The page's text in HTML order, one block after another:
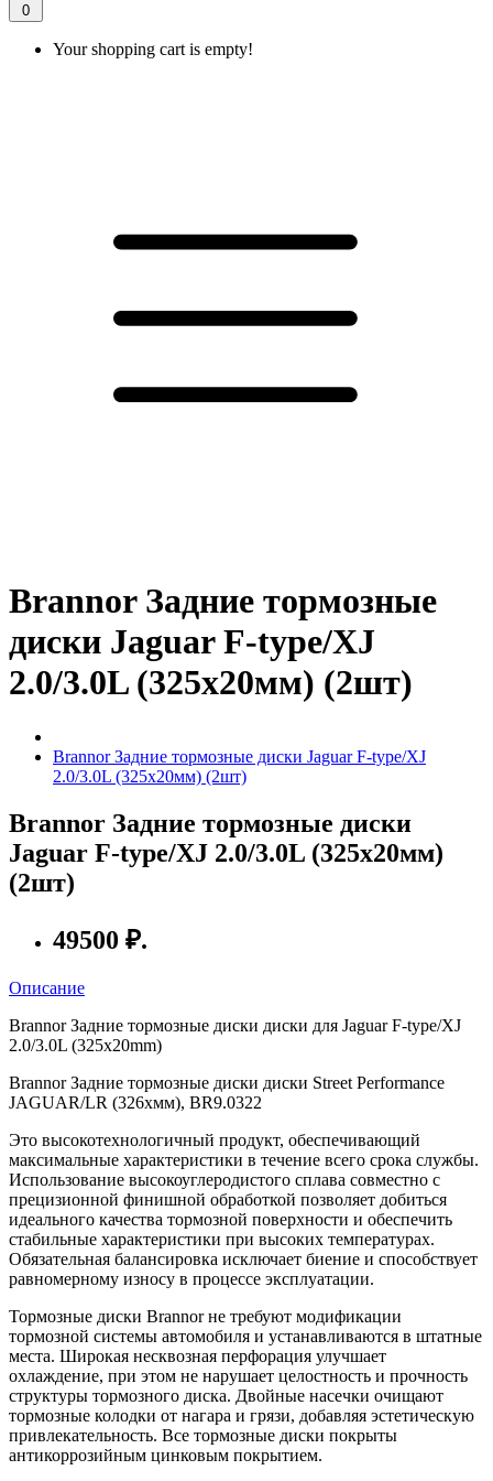
0
Your shopping cart is empty!
Brannor Задние тормозные
диски Jaguar F-type/XJ
2.0/3.0L (325x20мм) (2шт)
Brannor Задние тормозные диски Jaguar F-type/XJ
2.0/3.0L (325x20мм) (2шт)
Brannor Задние тормозные диски
Jaguar F-type/XJ 2.0/3.0L (325x20мм)
(2шт)
49500 ₽.
Описание
Brannor Задние тормозные диски диски для Jaguar F-type/XJ
2.0/3.0L (325x20mm)
Brannor Задние тормозные диски диски Street Performance
JAGUAR/LR (326xмм), BR9.0322
Это высокотехнологичный продукт, обеспечивающий
максимальные характеристики в течение всего срока службы.
Использование высокоуглеродистого сплава совместно с
прецизионной финишной обработкой позволяет добиться
идеального качества тормозной поверхности и обеспечить
стабильные характеристики при высоких температурах.
Обязательная балансировка исключает биение и способствует
равномерному износу в процессе эксплуатации.
Тормозные диски Brannor не требуют модификации
тормозной системы автомобиля и устанавливаются в штатные
места. Широкая несквозная перфорация улучшает
охлаждение, при этом не нарушает целостность и прочность
структуры тормозного диска. Двойные насечки очищают
тормозные колодки от нагара и грязи, добавляя эстетическую
привлекательность. Все тормозные диски покрыты
антикоррозийным цинковым покрытием.